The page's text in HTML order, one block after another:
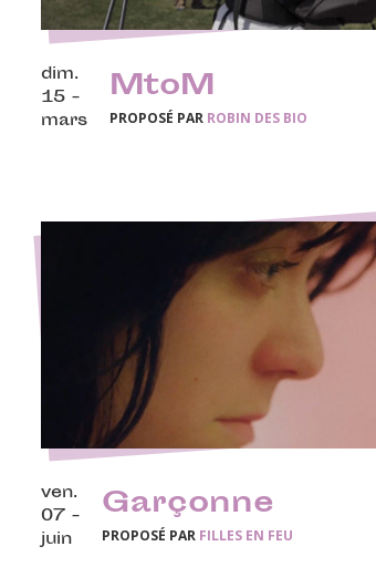
dim.
15 -
mars
MtoM
PROPOSÉ PAR ROBIN DES BIO
ven.
07 -
juin
Garçonne
PROPOSÉ PAR FILLES EN FEU